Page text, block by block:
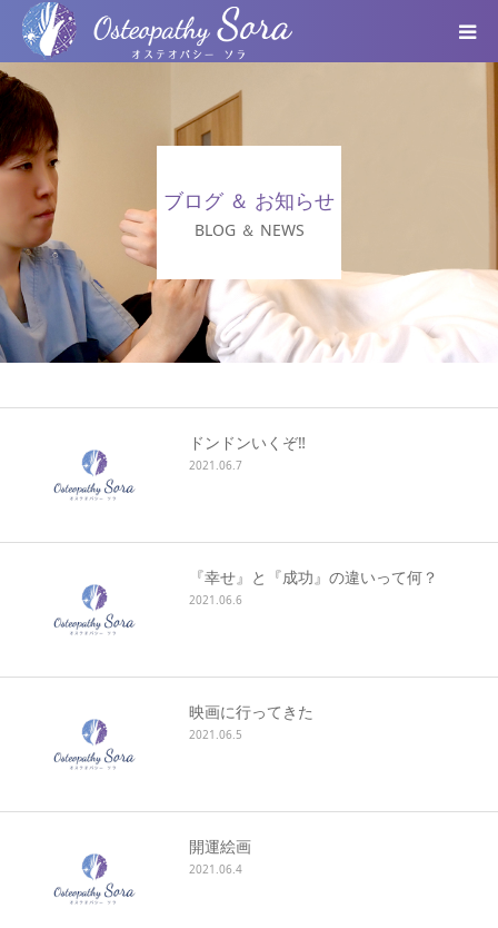
ブログ ＆ お知らせ
BLOG ＆ NEWS
ドンドンいくぞ‼️
2021.06.7
『幸せ』と『成功』の違いって何？
2021.06.6
映画に行ってきた
2021.06.5
開運絵画
2021.06.4
SEMINAR
VOICE
BLOG ＆ NEWS
個人情報保護方針
キャンセルポリシー